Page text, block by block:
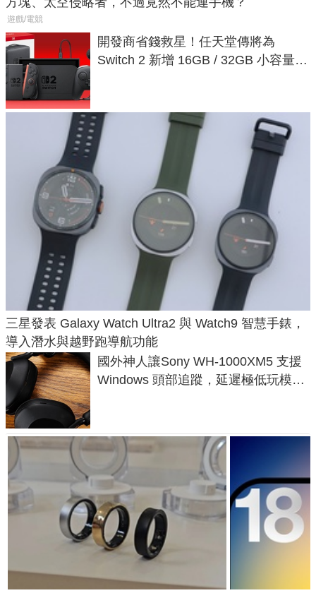
遊戲/電競
開發商省錢救星！任天堂傳將為
Switch 2 新增 16GB / 32GB 小容量遊
三星發表 Galaxy Watch Ultra2 與 Watch9 智慧手錶，
導入潛水與越野跑導航功能
國外神人讓Sony WH-1000XM5 支援
Windows 頭部追蹤，延遲極低玩模擬